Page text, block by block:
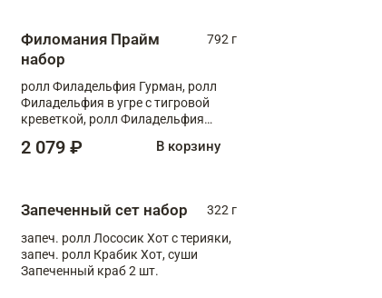
Филомания Прайм
набор
792 г
ролл Филадельфия Гурман, ролл
Филадельфия в угре с тигровой
креветкой, ролл Филадельфия
2 079 ₽ В корзину
Запеченный сет набор
322 г
запеч. ролл Лососик Хот с терияки,
запеч. ролл Крабик Хот, суши
Запеченный краб 2 шт.